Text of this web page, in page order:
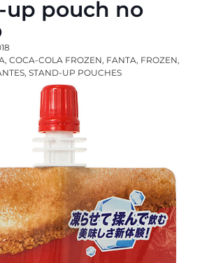
up pouch no
, COCA-COLA FROZEN, FANTA, FROZEN,
, STAND-UP POUCHES